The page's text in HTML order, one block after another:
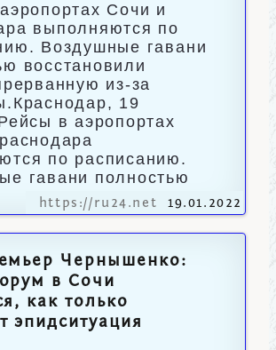
Сочи и
выполняются по
Воздушные гавани
восстановили
из-за
19
в аэропортах
по расписанию.
гавани полностью
https://ru24.net 19.01.2022
Чернышенко:
в Сочи
как только
эпидситуация